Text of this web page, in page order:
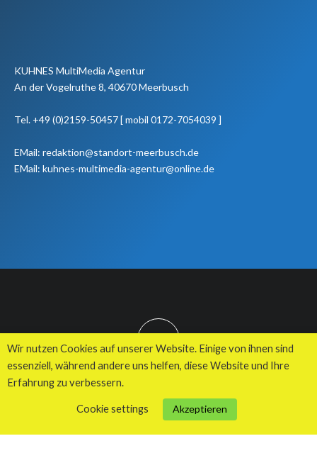
KUHNES MultiMedia Agentur
An der Vogelruthe 8, 40670 Meerbusch
Tel. +49 (0)2159-50457 [ mobil 0172-7054039 ]
EMail: redaktion@standort-meerbusch.de
EMail: kuhnes-multimedia-agentur@online.de
TOP
© 2026 Kuhnes MultiMedia Agentur
Wir nutzen Cookies auf unserer Website. Einige von ihnen sind
essenziell, während andere uns helfen, diese Website und Ihre
Erfahrung zu verbessern.
Cookie settings Akzeptieren